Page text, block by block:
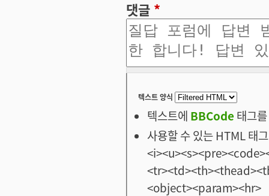
댓글 *
텍스트 양식
텍스트에 BBCode태그
사용할 수 있는 HTML
<object><param><hr>